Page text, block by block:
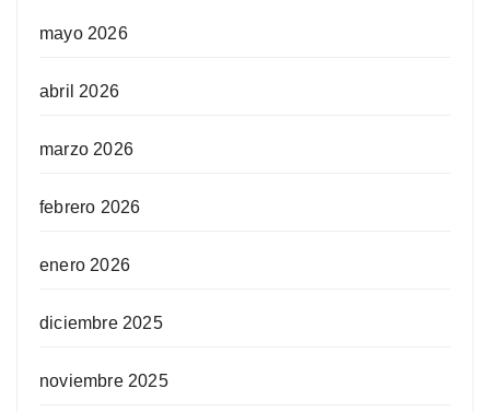
mayo 2026
abril 2026
marzo 2026
febrero 2026
enero 2026
diciembre 2025
noviembre 2025